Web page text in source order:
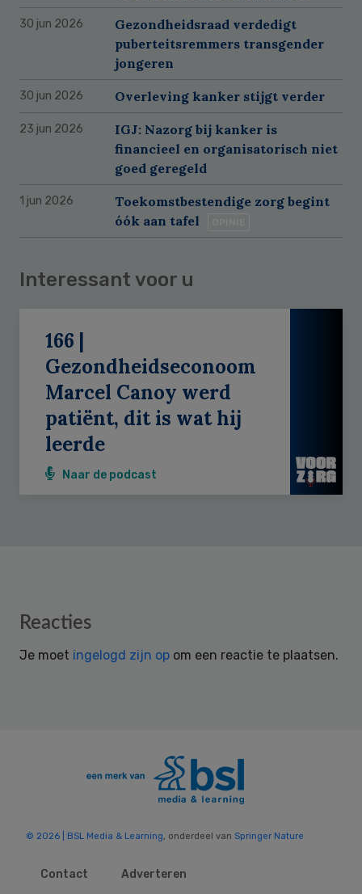
30 jun 2026
Gezondheidsraad verdedigt
puberteitsremmers transgender
jongeren
30 jun 2026 Overleving kanker stijgt verder
23 jun 2026
IGJ: Nazorg bij kanker is
financieel en organisatorisch niet
goed geregeld
1 jun 2026
Toekomstbestendige zorg begint
óók aan tafel
Interessant voor u
166 |
Gezondheidseconoom
Marcel Canoy werd
patiënt, dit is wat hij
leerde
Naar de podcast
Reader
Reacties
Je moet ingelogd zijn op om een reactie te plaatsen.
© 2026 | BSL Media & Learning, onderdeel van Springer Nature
Contact
Adverteren